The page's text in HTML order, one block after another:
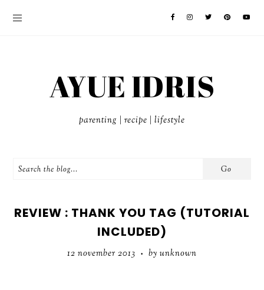
AYUE IDRIS
parenting | recipe | lifestyle
REVIEW : THANK YOU TAG (TUTORIAL
INCLUDED)
12 november 2013 • by unknown